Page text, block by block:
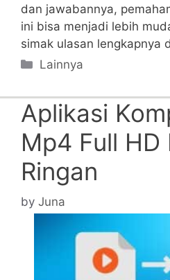
dan jawabannya,
ini bisa menjadi lebih
simak ulasan lengkapnya
Categories
Lainnya
Aplikasi
Mp4 Full HD
Ringan
by Juna